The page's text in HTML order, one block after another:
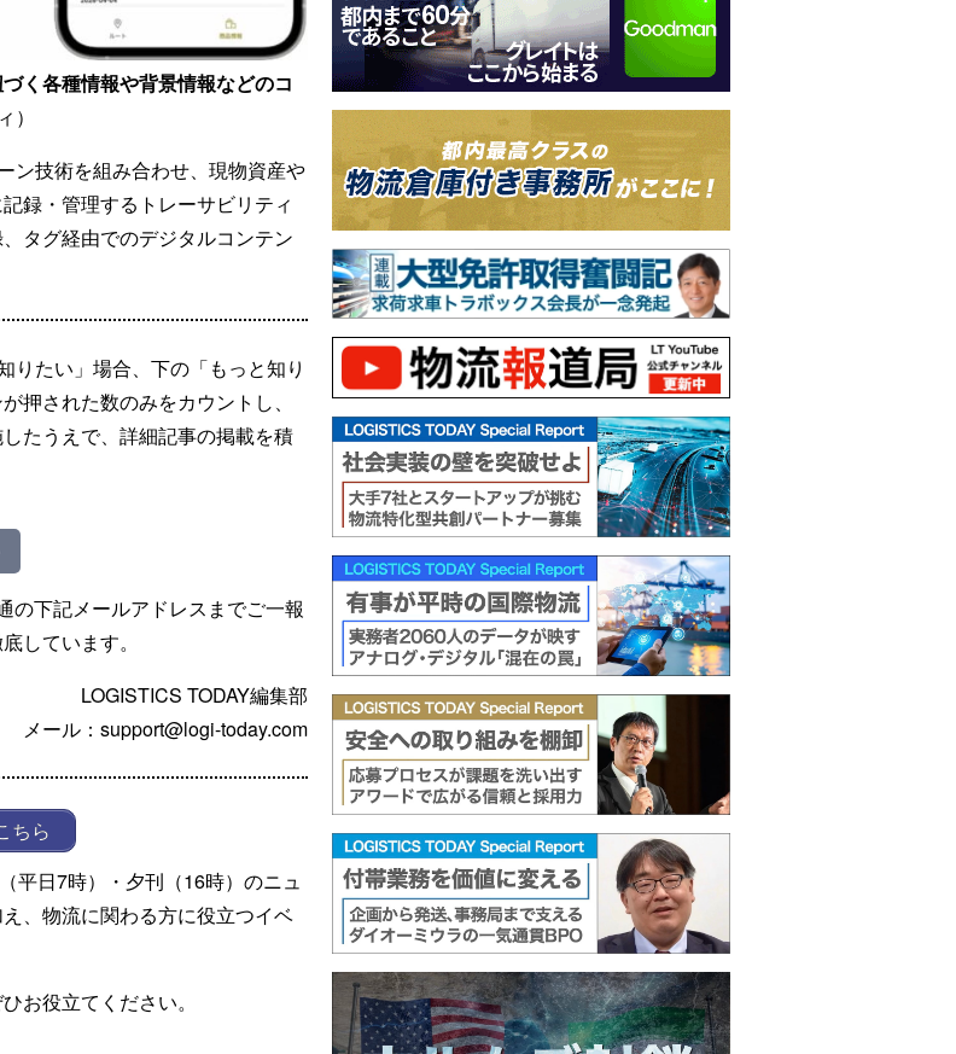
く各種情報や背景情報などのコ
）
ン技術を組み合わせ、現物資産や
録・管理するトレーサビリティ
タグ経由でのデジタルコンテン
りたい」場合、下の「もっと知り
押された数のみをカウントし、
たうえで、詳細記事の掲載を積
の下記メールアドレスまでご一報
しています。
LOGISTICS TODAY編集部
メール：support@logi-today.com
ちら
平日7時）・夕刊（16時）のニュ
、物流に関わる方に役立つイベ
お役立てください。